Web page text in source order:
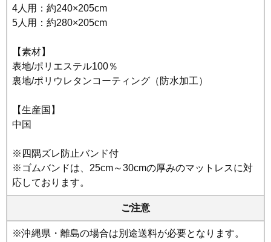
4人用：約240×205cm
5人用：約280×205cm
【素材】
表地/ポリエステル100％
裏地/ポリウレタンコーティング（防水加工）
【生産国】
中国
※四隅ズレ防止バンド付
※ゴムバンドは、25cm～30cmの厚みのマットレスに対
応しております。
ご注意
※沖縄県・離島の場合は別途送料が必要となります。